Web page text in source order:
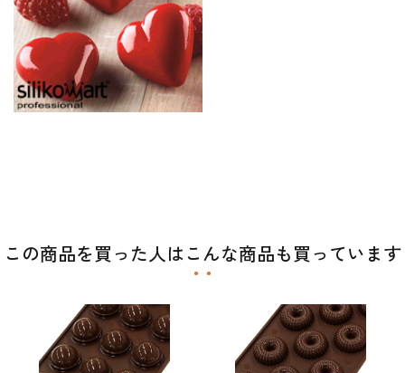
この商品を買った人はこんな商品も買っています